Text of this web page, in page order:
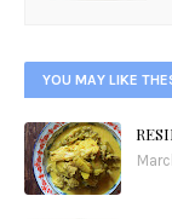
YOU MAY LIKE